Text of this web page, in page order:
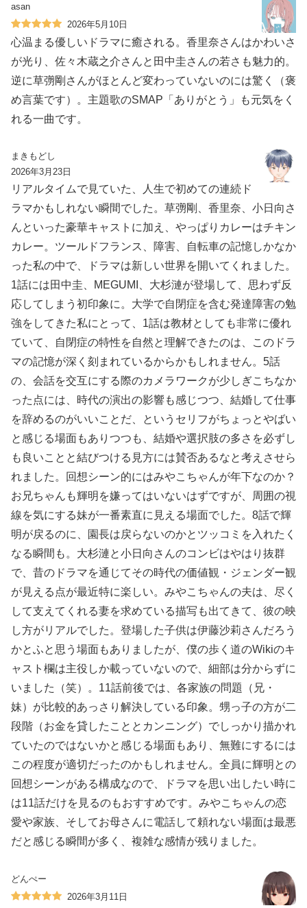
asan
2026年5月10日
心温まる優しいドラマに癒される。香里奈さんはかわいさ
が光り、佐々木蔵之介さんと田中圭さんの若さも魅力的。
逆に草彅剛さんがほとんど変わっていないのには驚く（褒
め言葉です）。主題歌のSMAP「ありがとう」も元気をく
れる一曲です。
まきもどし
2026年3月23日
リアルタイムで見ていた、人生で初めての連続ド
ラマかもしれない瞬間でした。草彅剛、香里奈、小日向さ
んといった豪華キャストに加え、やっぱりカレーはチキン
カレー。ツールドフランス、障害、自転車の記憶しかなか
った私の中で、ドラマは新しい世界を開いてくれました。
1話には田中圭、MEGUMI、大杉漣が登場して、思わず反
応してしまう初印象に。大学で自閉症を含む発達障害の勉
強をしてきた私にとって、1話は教材としても非常に優れ
ていて、自閉症の特性を自然と理解できたのは、このドラ
マの記憶が深く刻まれているからかもしれません。5話
の、会話を交互にする際のカメラワークが少しぎこちなか
った点には、時代の演出の影響も感じつつ、結婚して仕事
を辞めるのがいいことだ、というセリフがちょっとやばい
と感じる場面もありつつも、結婚や選択肢の多さを必ずし
も良いことと結びつける見方には賛否あるなと考えさせら
れました。回想シーン的にはみやこちゃんが年下なのか？
お兄ちゃんも輝明を嫌ってはいないはずですが、周囲の視
線を気にする妹が一番素直に見える場面でした。8話で輝
明が戻るのに、園長は戻らないのかとツッコミを入れたく
なる瞬間も。大杉漣と小日向さんのコンビはやはり抜群
で、昔のドラマを通じてその時代の価値観・ジェンダー観
が見える点が最近特に楽しい。みやこちゃんの夫は、尽く
して支えてくれる妻を求めている描写も出てきて、彼の映
し方がリアルでした。登場した子供は伊藤沙莉さんだろう
かとふと思う場面もありましたが、僕の歩く道のWikiのキ
ャスト欄は主役しか載っていないので、細部は分からずに
いました（笑）。11話前後では、各家族の問題（兄・
妹）が比較的あっさり解決している印象。甥っ子の方が二
段階（お金を貸したこととカンニング）でしっかり描かれ
ていたのではないかと感じる場面もあり、無難にするには
この程度が適切だったのかもしれません。全員に輝明との
回想シーンがある構成なので、ドラマを思い出したい時に
は11話だけを見るのもおすすめです。みやこちゃんの恋
愛や家族、そしてお母さんに電話して頼れない場面は最悪
だと感じる瞬間が多く、複雑な感情が残りました。
どんぺー
2026年3月11日